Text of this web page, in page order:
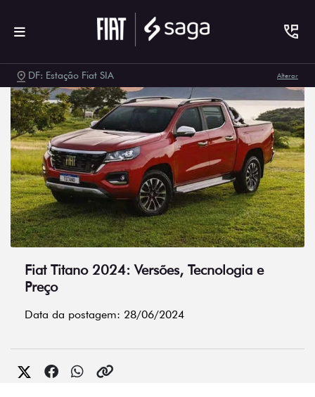
DF: Estação Fiat SIA Alterar
Fiat Titano 2024: Versões, Tecnologia e
Preço
Data da postagem: 28/06/2024